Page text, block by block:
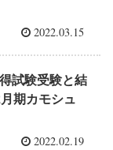
2022.03.15
試験受験と結
期カモシュ
2022.02.19